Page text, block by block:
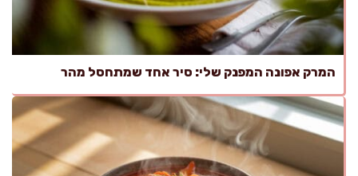
המרק אפונה המפנק שלי: סיר אחד שמתחסל מהר